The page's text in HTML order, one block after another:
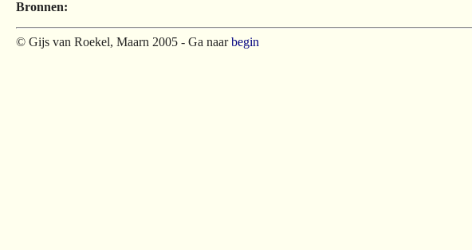
Bronnen:
© Gijs van Roekel, Maarn 2005 - Ga naarbegin